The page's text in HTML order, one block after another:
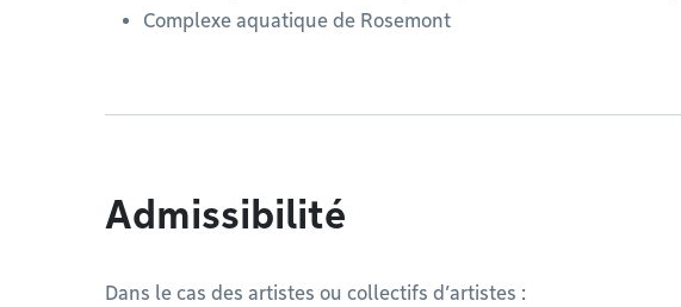
Complexe aquatique de Rosemont
Admissibilité
Dans le cas des artistes ou collectifs d’artistes :